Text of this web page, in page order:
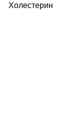
Холестерин